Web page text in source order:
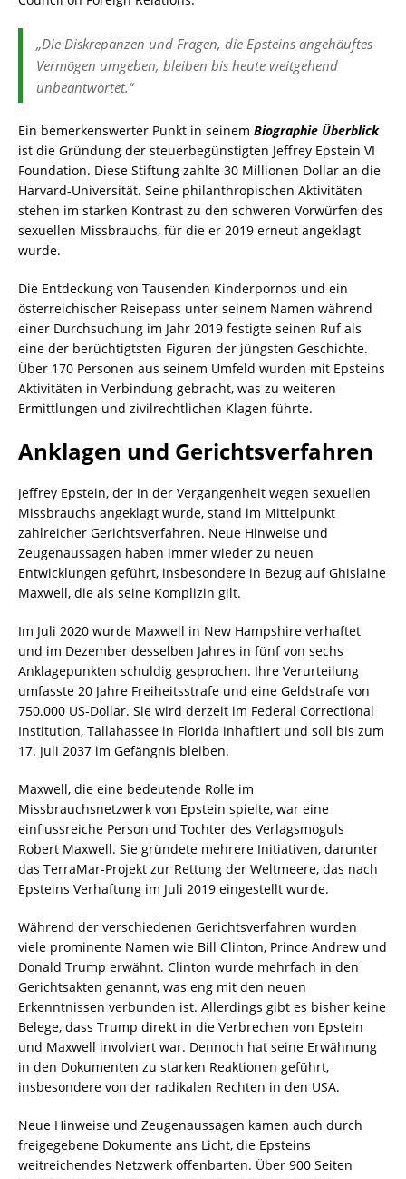
„Die Diskrepanzen und Fragen, die Epsteins angehäuftes
Vermögen umgeben, bleiben bis heute weitgehend
unbeantwortet.“
Ein bemerkenswerter Punkt in seinem Biographie Überblick
ist die Gründung der steuerbegünstigten Jeffrey Epstein VI
Foundation. Diese Stiftung zahlte 30 Millionen Dollar an die
Harvard-Universität. Seine philanthropischen Aktivitäten
stehen im starken Kontrast zu den schweren Vorwürfen des
sexuellen Missbrauchs, für die er 2019 erneut angeklagt
wurde.
Die Entdeckung von Tausenden Kinderpornos und ein
österreichischer Reisepass unter seinem Namen während
einer Durchsuchung im Jahr 2019 festigte seinen Ruf als
eine der berüchtigtsten Figuren der jüngsten Geschichte.
Über 170 Personen aus seinem Umfeld wurden mit Epsteins
Aktivitäten in Verbindung gebracht, was zu weiteren
Ermittlungen und zivilrechtlichen Klagen führte.
Anklagen und Gerichtsverfahren
Jeffrey Epstein, der in der Vergangenheit wegen sexuellen
Missbrauchs angeklagt wurde, stand im Mittelpunkt
zahlreicher Gerichtsverfahren. Neue Hinweise und
Zeugenaussagen haben immer wieder zu neuen
Entwicklungen geführt, insbesondere in Bezug auf Ghislaine
Maxwell, die als seine Komplizin gilt.
Im Juli 2020 wurde Maxwell in New Hampshire verhaftet
und im Dezember desselben Jahres in fünf von sechs
Anklagepunkten schuldig gesprochen. Ihre Verurteilung
umfasste 20 Jahre Freiheitsstrafe und eine Geldstrafe von
750.000 US-Dollar. Sie wird derzeit im Federal Correctional
Institution, Tallahassee in Florida inhaftiert und soll bis zum
17. Juli 2037 im Gefängnis bleiben.
Maxwell, die eine bedeutende Rolle im
Missbrauchsnetzwerk von Epstein spielte, war eine
einflussreiche Person und Tochter des Verlagsmoguls
Robert Maxwell. Sie gründete mehrere Initiativen, darunter
das TerraMar-Projekt zur Rettung der Weltmeere, das nach
Epsteins Verhaftung im Juli 2019 eingestellt wurde.
Während der verschiedenen Gerichtsverfahren wurden
viele prominente Namen wie Bill Clinton, Prince Andrew und
Donald Trump erwähnt. Clinton wurde mehrfach in den
Gerichtsakten genannt, was eng mit den neuen
Erkenntnissen verbunden ist. Allerdings gibt es bisher keine
Belege, dass Trump direkt in die Verbrechen von Epstein
und Maxwell involviert war. Dennoch hat seine Erwähnung
in den Dokumenten zu starken Reaktionen geführt,
insbesondere von der radikalen Rechten in den USA.
Neue Hinweise und Zeugenaussagen kamen auch durch
freigegebene Dokumente ans Licht, die Epsteins
weitreichendes Netzwerk offenbarten. Über 900 Seiten